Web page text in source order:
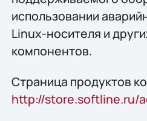
использовании
Linux-носителя и
компонентов.
Страница продуктов
http://store.softline.ru/